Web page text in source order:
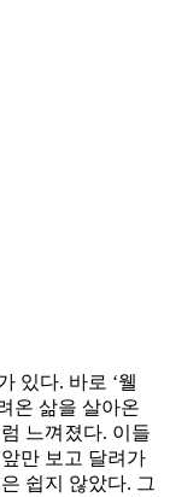
있다. 바로 ‘웰
온 삶을 살아온
느껴졌다. 이들
만 보고 달려가
쉽지 않았다. 그